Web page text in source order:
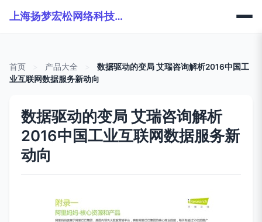
上海扬梦宏松网络科技有限公司
首页 产品大全
数据驱动的变局 艾瑞咨询解析2016中国工
业互联网数据服务新动向
数据驱动的变局 艾瑞咨询解析
2016中国工业互联网数据服务新
动向